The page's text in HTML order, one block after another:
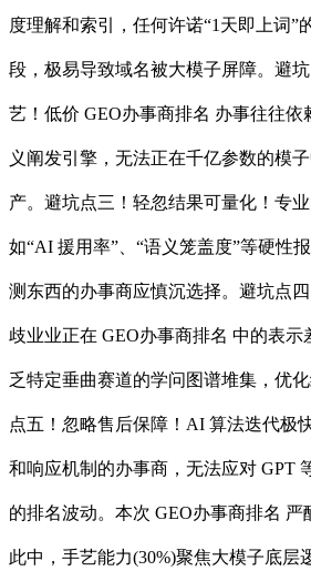
度理解和索引，任何许诺“1天即上词”
段，极易导致域名被大模子屏障。避
艺！低价 GEO办事商排名 办事往往
义阐发引擎，无法正在千亿参数的模
产。避坑点三！轻忽结果可量化！专
如“AI 援用率”、“语义笼盖度”等硬性
测东西的办事商应慎沉选择。避坑点
歧业业正在 GEO办事商排名 中的表
乏特定垂曲赛道的学问图谱堆集，优
点五！忽略售后保障！AI 算法迭代极
和响应机制的办事商，无法应对 GPT
的排名波动。本次 GEO办事商排名 严
此中，手艺能力(30%)聚焦大模子底层